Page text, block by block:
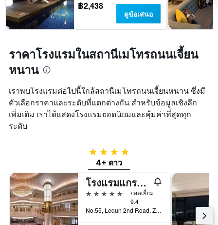
฿2,438
ดูข้อเสนอ
ราคาโรงแรมในสถานีเมโทรถนนเจี้ยน
หนาน
เราพบโรงแรมต่อไปนี้ใกล้สถานีเมโทรถนนเจี้ยนหนาน ซึ่งมี
ตัวเลือกราคาและระดับที่แตกต่างกัน สำหรับข้อมูลเชิงลึก
เพิ่มเติม เราได้แสดงโรงแรมยอดนิยมและคุ้มค่าที่สุดทุก
ระดับ
4 ดาว
4+ ดาว
โรงแรมแกรนด์เมย์ฟูล ไทเป
5 ดาว
ยอดเยี่ยม
9.4
No.55, Lequn 2nd Road, Zhongshan Dist., ไทเป, ไต้หวัน